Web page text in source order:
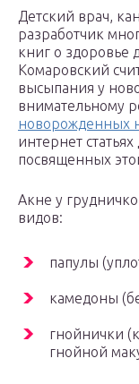
Детский врач,
разработчик
книг о здоровье
Комаровский
высыпания у
внимательному
новорожденных
интернет
посвященных
Акне у
видов:
папулы
камедоны
гнойнички
гнойной